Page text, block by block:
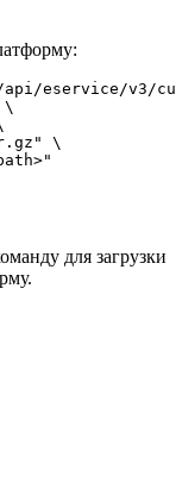
eservice/v3/
\
для загрузки